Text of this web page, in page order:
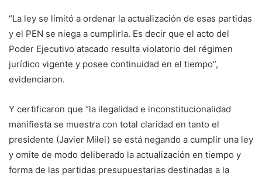
“La ley se limitó a ordenar la actualización de esas partidas
y el PEN se niega a cumplirla. Es decir que el acto del
Poder Ejecutivo atacado resulta violatorio del régimen
jurídico vigente y posee continuidad en el tiempo”,
evidenciaron.
Y certificaron que “la ilegalidad e inconstitucionalidad
manifiesta se muestra con total claridad en tanto el
presidente (Javier Milei) se está negando a cumplir una ley
y omite de modo deliberado la actualización en tiempo y
forma de las partidas presupuestarias destinadas a la